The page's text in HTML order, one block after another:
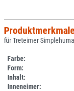
Produktmerkmale
für Treteimer
Farbe:
Form:
Inhalt:
Inneneimer: